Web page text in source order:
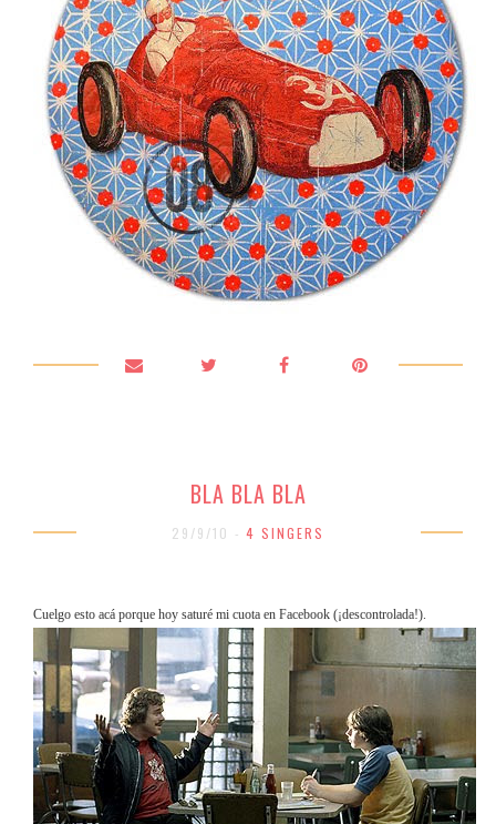
BLA BLA BLA
29/9/10 - 4 SINGERS
Cuelgo esto acá porque hoy saturé mi cuota en Facebook (¡descontrolada!).